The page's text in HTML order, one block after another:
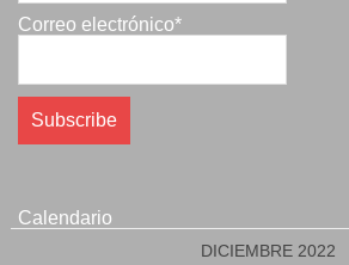
Correo electrónico*
Calendario
DICIEMBRE 2022